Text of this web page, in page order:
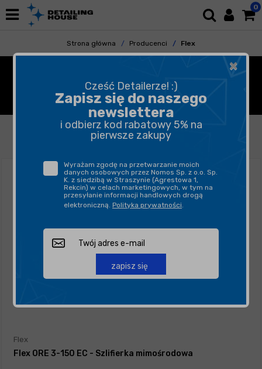
0
Strona główna Producenci Flex
SAMOCHODOWA
FILTROWANIE SORTUJ
Flex
Flex ORE 3-150 EC - Szlifierka mimośrodowa
×
Cześć Detailerze! :)
Zapisz się do naszego
newslettera
i odbierz kod rabatowy 5% na
pierwsze zakupy
Wyrażam zgodę na przetwarzanie moich
danych osobowych przez Nomos Sp. z o.o. Sp.
K. z siedzibą w Straszynie (Agrestowa 1,
Rekcin) w celach marketingowych, w tym na
przesyłanie informacji handlowych drogą
elektroniczną. Polityka prywatności.
zapisz się